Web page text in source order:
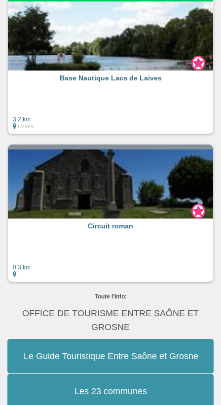
Base Nautique Lacs de Laives
3.2 km
LAIVES
Circuit roman
0.3 km
Toute l'Info:
OFFICE DE TOURISME ENTRE SAÔNE ET
GROSNE
Le Guide Touristique Entre Saône et Grosne
Les 23 communes